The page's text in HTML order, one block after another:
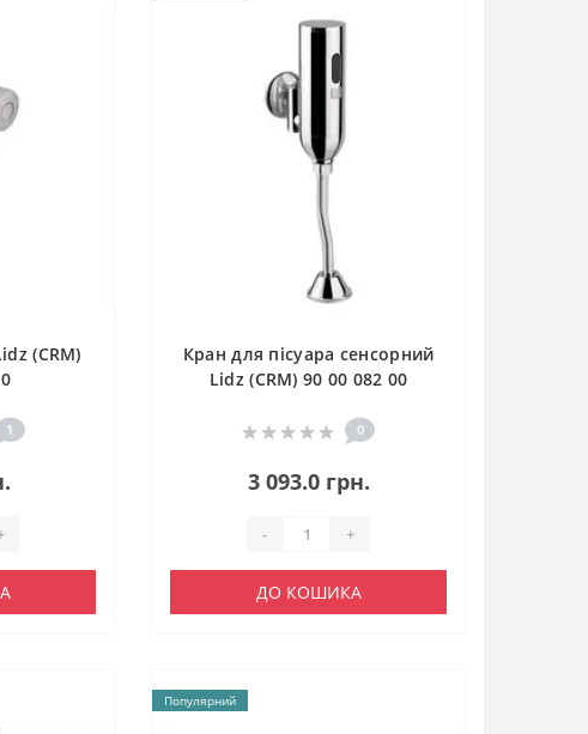
(CRM)
1
Кран для пісуара сенсорний
Lidz (CRM) 90 00 082 00
0
3 093.0 грн.
- +
ДО КОШИКА
Популярний